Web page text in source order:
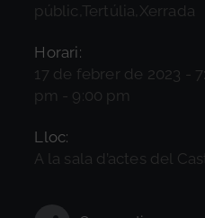
públic,Tertúlia,Xerrada
Horari:
17 de febrer de 2023 -
pm - 9:00 pm
Lloc:
A la sala d’actes del